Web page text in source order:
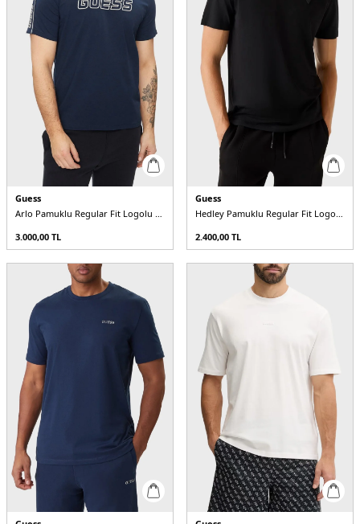
Guess
Arlo Pamuklu Regular Fit Logolu Bisiklet Yaka Z4GI18J1314 Erkek T Shirt
3.000,00 TL
Guess
Hedley Pamuklu Regular Fit Logolu Bisiklet Yaka Z2YI12JR06K Erkek T Shirt
2.400,00 TL